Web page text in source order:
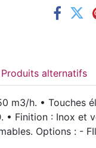
Produits alternatifs
m3/h. • Touches
Finition : Inox
Options : -